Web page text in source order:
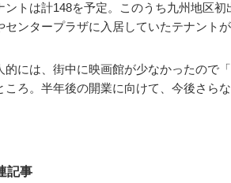
ントは計148を予定。このうち九州地区
センタープラザに入居していたテナント
的には、街中に映画館が少なかったので
ころ。半年後の開業に向けて、今後さら
記事